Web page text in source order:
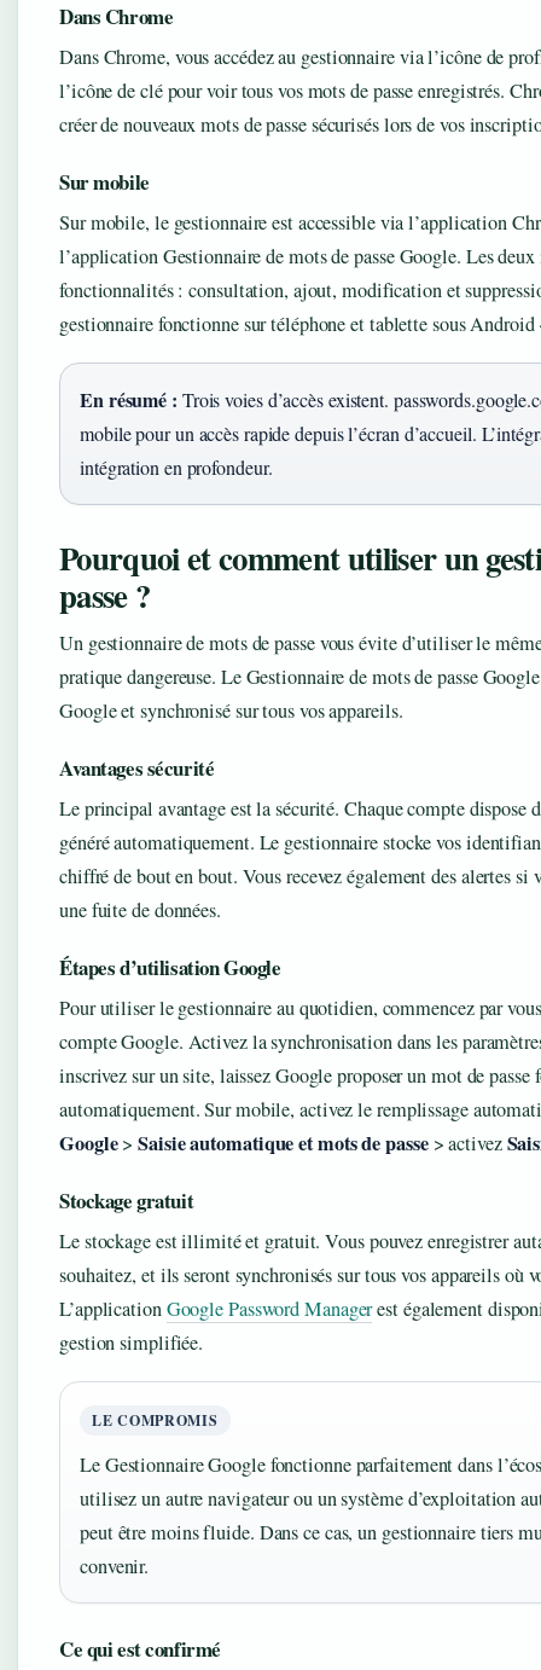
Dans Chrome
Dans Chrome, vous accédez au gestionnaire via l’icône de
l’icône de clé pour voir tous vos mots de passe enregistrés.
créer de nouveaux mots de passe sécurisés lors de vos
Sur mobile
Sur mobile, le gestionnaire est accessible via l’application
l’application Gestionnaire de mots de passe Google. Les
fonctionnalités : consultation, ajout, modification et
gestionnaire fonctionne sur téléphone et tablette sous
En résumé : Trois voies d’accès existent.
mobile pour un accès rapide depuis l’écran d’accueil.
intégration en profondeur.
Pourquoi et comment utiliser un
passe ?
Un gestionnaire de mots de passe vous évite d’utiliser le
pratique dangereuse. Le Gestionnaire de mots de passe
Google et synchronisé sur tous vos appareils.
Avantages sécurité
Le principal avantage est la sécurité. Chaque compte dispose
généré automatiquement. Le gestionnaire stocke vos
chiffré de bout en bout. Vous recevez également des alertes si
une fuite de données.
Étapes d’utilisation Google
Pour utiliser le gestionnaire au quotidien, commencez par
compte Google. Activez la synchronisation dans les
inscrivez sur un site, laissez Google proposer un mot de
automatiquement. Sur mobile, activez le remplissage
Google>Saisie automatique et mots de passe> activez
Stockage gratuit
Le stockage est illimité et gratuit. Vous pouvez enregistrer
souhaitez, et ils seront synchronisés sur tous vos appareils où
L’applicationGoogle Password Managerest également
gestion simplifiée.
LE COMPROMIS
Le Gestionnaire Google fonctionne parfaitement dans
utilisez un autre navigateur ou un système d’exploitation
peut être moins fluide. Dans ce cas, un gestionnaire tiers
convenir.
Ce qui est confirmé